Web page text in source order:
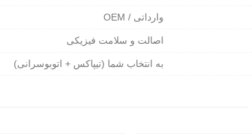
وارداتی / OEM
اصالت و سلامت فیزیکی
به انتخاب شما (تیپاکس + اتوبوسرانی)